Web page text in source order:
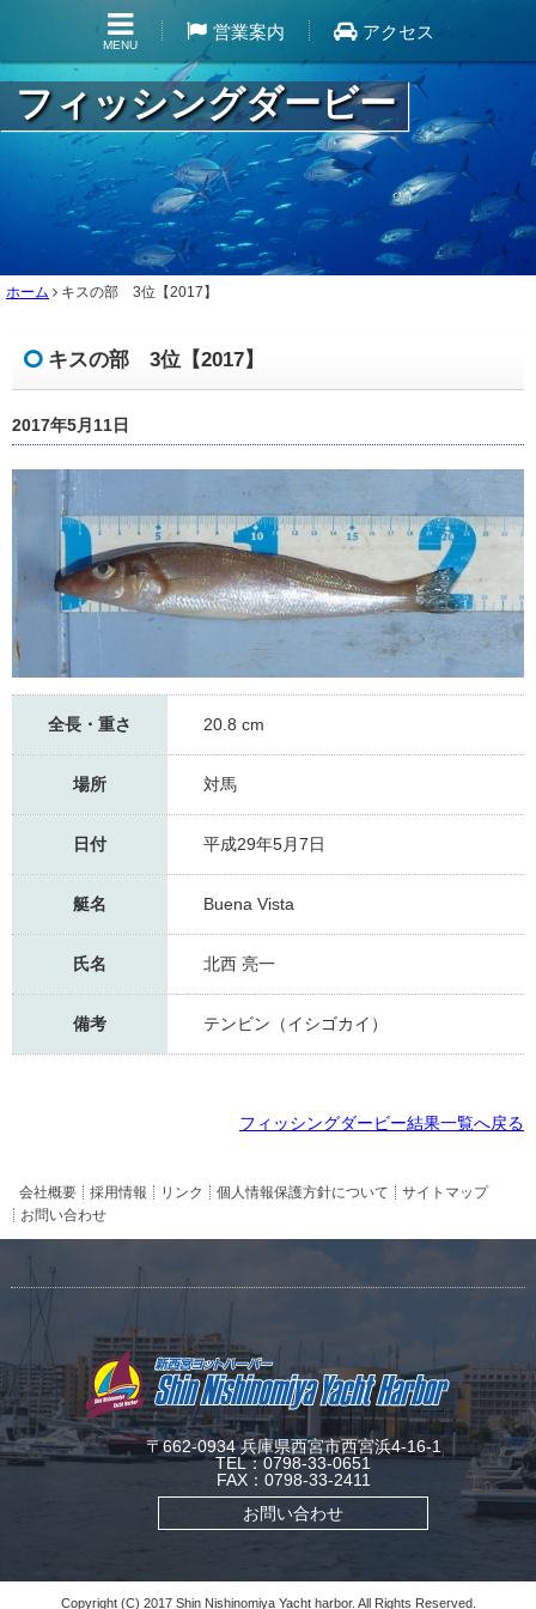
MENU
営業案内 アクセス
フィッシングダービー
ホーム キスの部 3位【2017】
キスの部 3位【2017】
2017年5月11日
全長・重さ 20.8 cm
場所 対馬
日付 平成29年5月7日
艇名 Buena Vista
氏名 北西 亮一
備考 テンビン（イシゴカイ）
フィッシングダービー結果一覧へ戻る
会社概要 採用情報 リンク 個人情報保護方針について
サイトマップ
お問い合わせ
〒662-0934 兵庫県西宮市西宮浜4-16-1
TEL：0798-33-0651
FAX：0798-33-2411
お問い合わせ
Copyright (C) 2017 Shin Nishinomiya Yacht harbor. All Rights Reserved.